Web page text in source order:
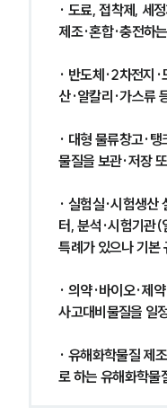
· 도료, 접착제, 세
제조·혼합·충전하
· 반도체·2차전지·
산·알칼리·가스류
· 대형 물류창고·
물질을 보관·저장
· 실험실·시험생
터, 분석·시험기관(
특례가 있으나 기본
· 의약·바이오·제
사고대비물질을 일
· 유해화학물질 제
로 하는 유해화학물